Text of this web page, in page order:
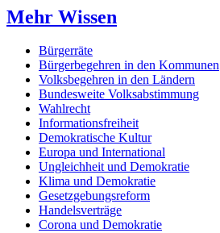
Mehr Wissen
Bürgerräte
Bürgerbegehren in den Kommunen
Volksbegehren in den Ländern
Bundesweite Volksabstimmung
Wahlrecht
Informationsfreiheit
Demokratische Kultur
Europa und International
Ungleichheit und Demokratie
Klima und Demokratie
Gesetzgebungsreform
Handelsverträge
Corona und Demokratie